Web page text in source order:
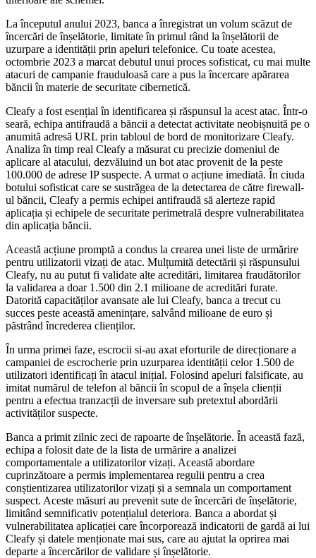
La începutul anului 2023, banca a înregistrat un volum scăzut de
încercări de înșelătorie, limitate în primul rând la înșelătorii de
uzurpare a identității prin apeluri telefonice. Cu toate acestea,
octombrie 2023 a marcat debutul unui proces sofisticat, cu mai multe
atacuri de campanie frauduloasă care a pus la încercare apărarea
băncii în materie de securitate cibernetică.
Cleafy a fost esențial în identificarea și răspunsul la acest atac. Într-o
seară, echipa antifraudă a băncii a detectat activitate neobișnuită pe o
anumită adresă URL prin tabloul de bord de monitorizare Cleafy.
Analiza în timp real Cleafy a măsurat cu precizie domeniul de
aplicare al atacului, dezvăluind un bot atac provenit de la peste
100.000 de adrese IP suspecte. A urmat o acțiune imediată. În ciuda
botului sofisticat care se sustrăgea de la detectarea de către firewall-
ul băncii, Cleafy a permis echipei antifraudă să alerteze rapid
aplicația și echipele de securitate perimetrală despre vulnerabilitatea
din aplicația băncii.
Această acțiune promptă a condus la crearea unei liste de urmărire
pentru utilizatorii vizați de atac. Mulțumită detectării și răspunsului
Cleafy, nu au putut fi validate alte acreditări, limitarea fraudătorilor
la validarea a doar 1.500 din 2.1 milioane de acreditări furate.
Datorită capacităților avansate ale lui Cleafy, banca a trecut cu
succes peste această amenințare, salvând milioane de euro și
păstrând încrederea clienților.
În urma primei faze, escrocii si-au axat eforturile de direcționare a
campaniei de escrocherie prin uzurparea identității celor 1.500 de
utilizatori identificați în atacul inițial. Folosind apeluri falsificate, au
imitat numărul de telefon al băncii în scopul de a înșela clienții
pentru a efectua tranzacții de inversare sub pretextul abordării
activităților suspecte.
Banca a primit zilnic zeci de rapoarte de înșelătorie. În această fază,
echipa a folosit date de la lista de urmărire a analizei
comportamentale a utilizatorilor vizați. Această abordare
cuprinzătoare a permis implementarea regulii pentru a crea
conștientizarea utilizatorilor vizați și a semnala un comportament
suspect. Aceste măsuri au prevenit sute de încercări de înșelătorie,
limitând semnificativ potențialul deteriora. Banca a abordat și
vulnerabilitatea aplicației care încorporează indicatorii de gardă ai lui
Cleafy și datele menționate mai sus, care au ajutat la oprirea mai
departe a încercărilor de validare și înșelătorie.